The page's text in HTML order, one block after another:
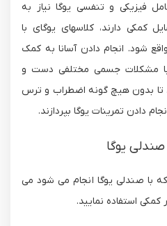
فیزیکی و تنفسی یوگا نیاز به
کمکی دارند، کلاسهای یوگای با
شود. انجام دادن آسانا به کمک
با مشکلات جسمی مختلفی دست و
تا بدون هیچ گونه اضطراب و ترس
دادن تمرینات یوگا بپردازند.
یوگا
با صندلی یوگا انجام می شود می
کمکی استفاده نمایید.